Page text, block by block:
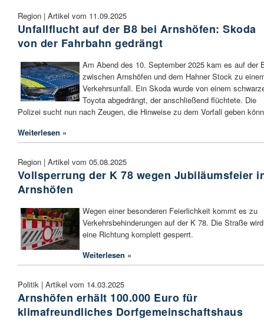
Region | Artikel vom 11.09.2025
Unfallflucht auf der B8 bei Arnshöfen: Skoda
von der Fahrbahn gedrängt
Am Abend des 10. September 2025 kam es auf der
zwischen Arnshöfen und dem Hahner Stock zu
Verkehrsunfall. Ein Skoda wurde von einem
Toyota abgedrängt, der anschließend flüchtete. Die
Polizei sucht nun nach Zeugen, die Hinweise zu dem Vorfall geben
Weiterlesen »
Region | Artikel vom 05.08.2025
Vollsperrung der K 78 wegen Jubiläumsfeier
Arnshöfen
Wegen einer besonderen Feierlichkeit kommt es zu
Verkehrsbehinderungen auf der K 78. Die Straße
eine Richtung komplett gesperrt.
Weiterlesen »
Politik | Artikel vom 14.03.2025
Arnshöfen erhält 100.000 Euro für
klimafreundliches Dorfgemeinschaftshaus